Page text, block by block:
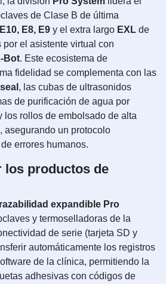
de Clase B de última
E10, E8, E9 y el extra largo EXL de
el asistente virtual con
Bot. Este ecosistema de
fidelidad se complementa con las
, las cubas de ultrasonidos
de purificación de agua por
los rollos de embolsado de alta
, asegurando un protocolo
errores humanos.
los productos de
expandible Pro
y termoselladoras de la
de serie (tarjeta SD y
automáticamente los registros
de la clínica, permitiendo la
adhesivas con códigos de